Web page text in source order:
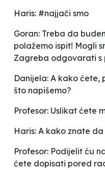
Haris: #najjači smo
Goran: Treba da
polažemo ispit! Mogli
Zagreba odgovarati s
Danijela: A kako
što napišemo?
Profesor: Uslikat ćete
Haris: A kako znate
Profesor: Podijelit ću
ćete dopisati pored